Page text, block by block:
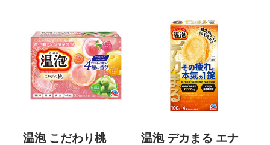
温泡 こだわり桃
温泡 デカまる エナ